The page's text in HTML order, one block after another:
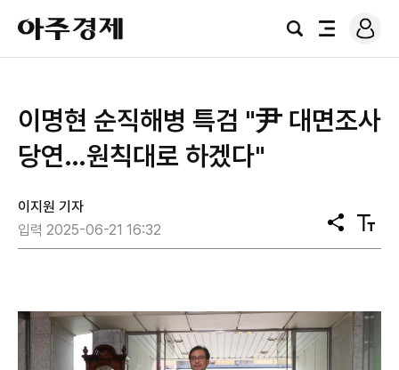
아
주
경
검
전
로
그
이명현 순직해병 특검 "尹 대면조사
당연…원칙대로 하겠다"
이지원 기자
입력 2025-06-21 16:32
공
유
텍
스